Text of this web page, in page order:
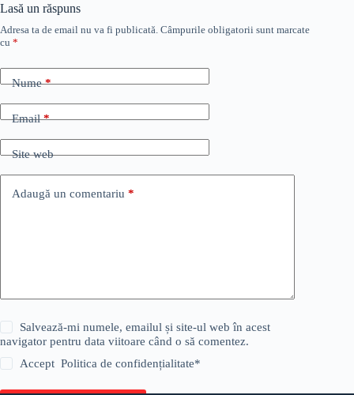
Lasă un răspuns
Adresa ta de email nu va fi publicată. Câmpurile obligatorii sunt marcate
cu *
Nume*
Email*
Site web
Adaugă un comentariu *
Salvează-mi numele, emailul și site-ul web în acest
navigator pentru data viitoare când o să comentez.
AcceptPolitica de confidențialitate*